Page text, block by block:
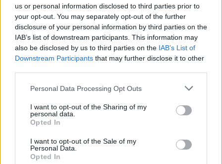
us or personal information disclosed to third parties prior to
your opt-out. You may separately opt-out of the further
disclosure of your personal information by third parties on the
IAB’s list of downstream participants. This information may
also be disclosed by us to third parties on the IAB’s List of
Downstream Participants that may further disclose it to other
Please note that this website/app uses one or more Google
not limited to your visit or usage behaviour. You may click to
grant or deny consent to Google and its third-party tags to
use your data for below specified purposes in below Google
consent section.
Personal Data Processing Opt Outs
I want to opt-out of the Sharing of my
personal data.
Opted In
I want to opt-out of the Sale of my
Personal Data.
Opted In
Οι ζάντες αλουμινίου 20 ιντσών με το εμβληματικό